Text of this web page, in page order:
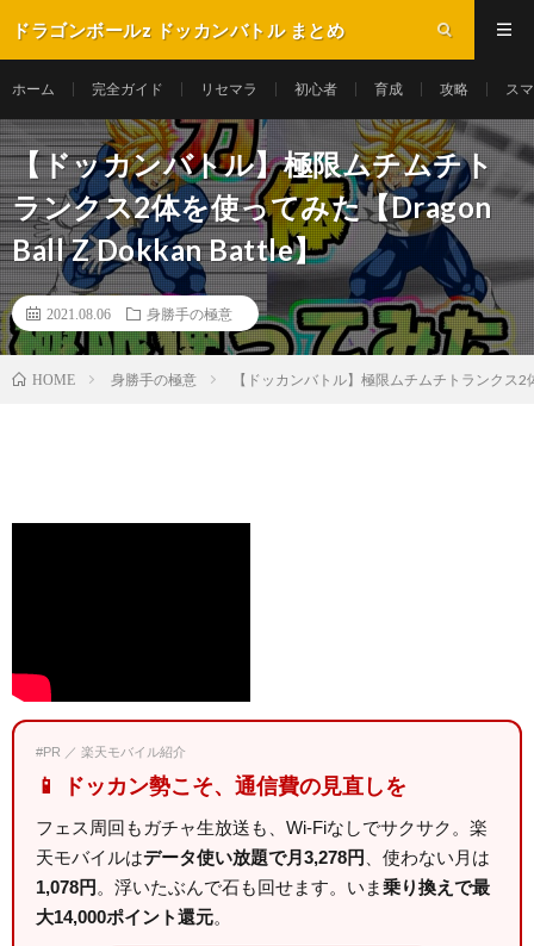
ドラゴンボールz ドッカンバトル まとめ
ホーム 完全ガイド リセマラ 初心者 育成 攻略 ス
【ドッカンバトル】極限ムチムチト
ランクス2体を使ってみた【Dragon
Ball Z Dokkan Battle】
2021.08.06 身勝手の極意
HOME 身勝手の極意 【ドッカンバトル】極限ムチムチトランクス
#PR ／ 楽天モバイル紹介
📱 ドッカン勢こそ、通信費の見直しを
フェス周回もガチャ生放送も、Wi-Fiなしでサクサク。楽
天モバイルはデータ使い放題で月3,278円
、使わない月は
1,078円 。浮いたぶんで石も回せます。いま乗り換えで最
大14,000ポイント還元。